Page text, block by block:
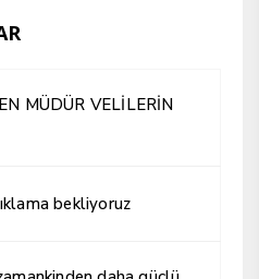
MÜDÜR VELİLERİN
bekliyoruz